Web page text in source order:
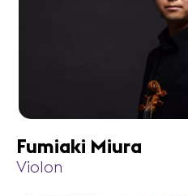
Fumiaki Miura
Violon